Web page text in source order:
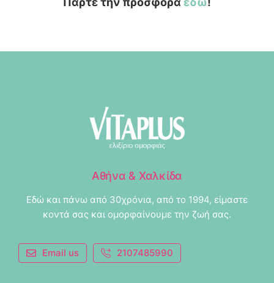
Αθήνα & Χαλκίδα
Εδώ και πάνω από 30χρόνια, από το 1994, είμαστε
κοντά σας και ομορφαίνουμε την ζωή σας.
Email us 2107485990